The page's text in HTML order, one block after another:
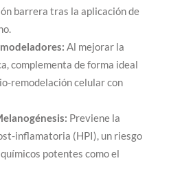
barrera tras la aplicación de
Al mejorar la
complementa de forma ideal
remodelación celular con
Previene la
inflamatoria (HPI), un riesgo
potentes como el